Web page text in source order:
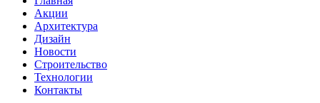
Акции
Архитектура
Дизайн
Новости
Строительство
Технологии
Контакты